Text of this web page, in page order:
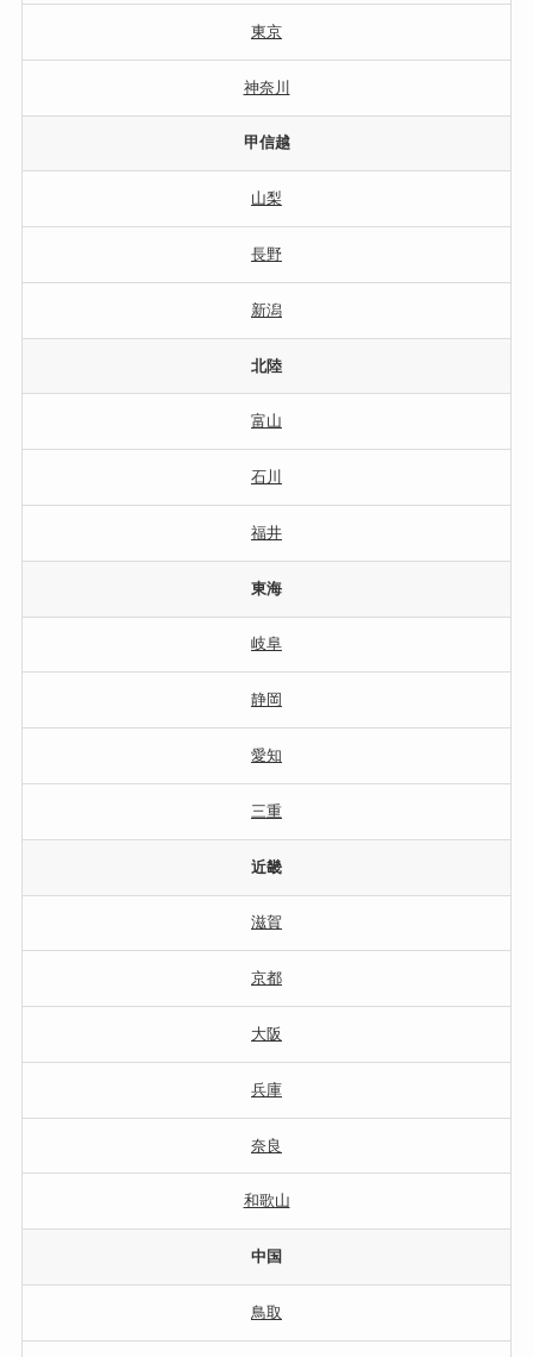
東京
神奈川
甲信越
山梨
長野
新潟
北陸
富山
石川
福井
東海
岐阜
静岡
愛知
三重
近畿
滋賀
京都
大阪
兵庫
奈良
和歌山
中国
鳥取